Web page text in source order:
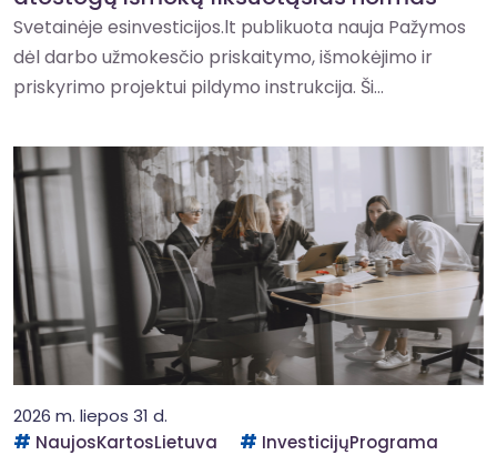
Svetainėje esinvesticijos.lt publikuota nauja Pažymos
dėl darbo užmokesčio priskaitymo, išmokėjimo ir
priskyrimo projektui pildymo instrukcija. Ši...
2026 m. liepos 31 d.
NaujosKartosLietuva
InvesticijųPrograma